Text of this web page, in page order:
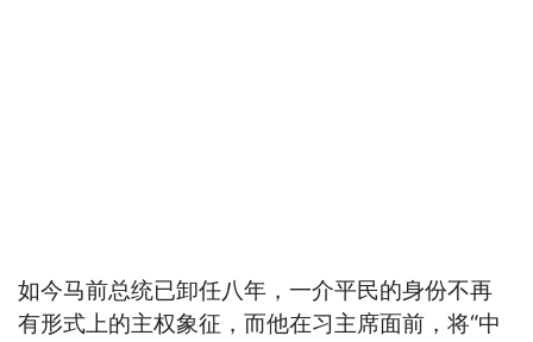
如今马前总统已卸任八年，一介平民的身份不再
有形式上的主权象征，而他在习主席面前，将“中